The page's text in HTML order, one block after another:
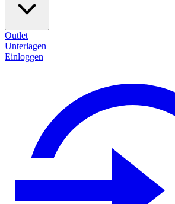
Outlet
Unterlagen
Einloggen